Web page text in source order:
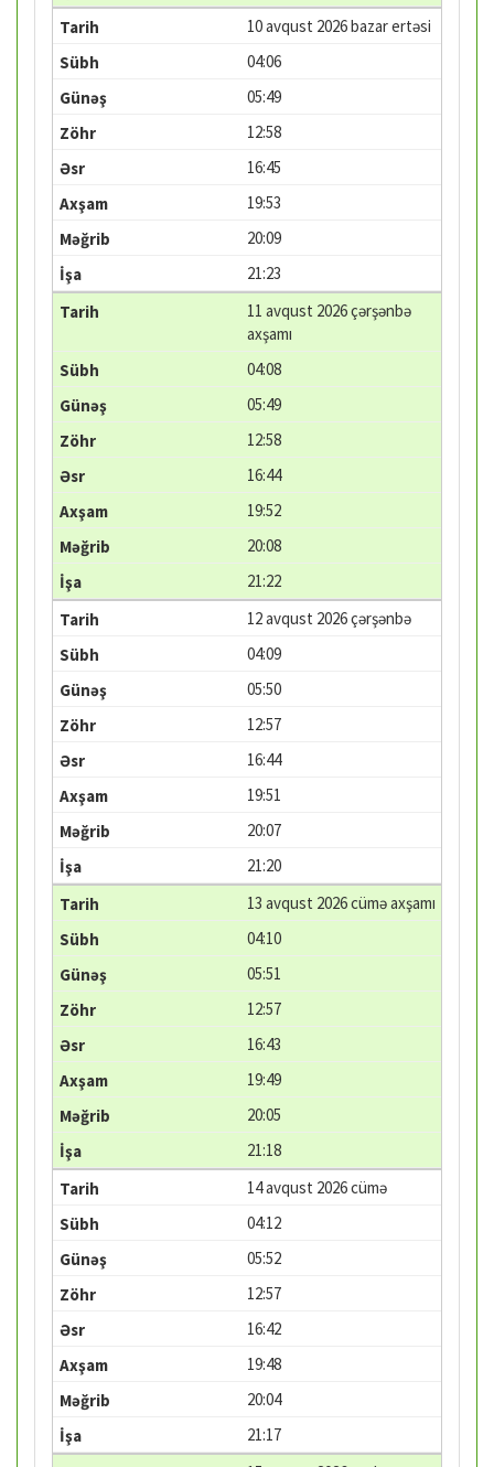
10 avqust 2026 bazar ertəsi
04:06
05:49
12:58
16:45
19:53
20:09
21:23
11 avqust 2026 çərşənbə
axşamı
04:08
05:49
12:58
16:44
19:52
20:08
21:22
12 avqust 2026 çərşənbə
04:09
05:50
12:57
16:44
19:51
20:07
21:20
13 avqust 2026 cümə axşamı
04:10
05:51
12:57
16:43
19:49
20:05
21:18
14 avqust 2026 cümə
04:12
05:52
12:57
16:42
19:48
20:04
21:17